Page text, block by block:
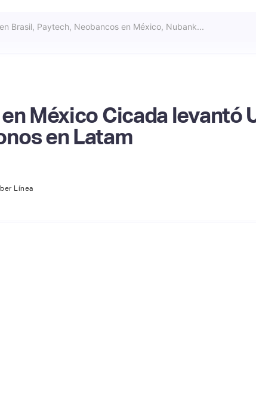
México Cicada levantó
en Latam
Línea